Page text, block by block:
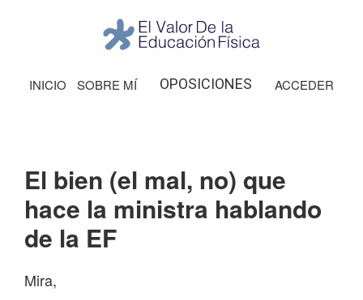
navegación
principal
barra
Valor
de
INICIO SOBRE MÍ OPOSICIONES ACCEDER
El bien (el mal, no) que
hace la ministra hablando
de la EF
Mira,